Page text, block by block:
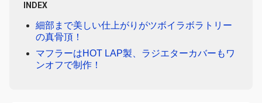
INDEX
細部まで美しい仕上がりがツボイラボラトリー
の真骨頂！
マフラーはHOT LAP製、ラジエターカバーもワ
ンオフで制作！